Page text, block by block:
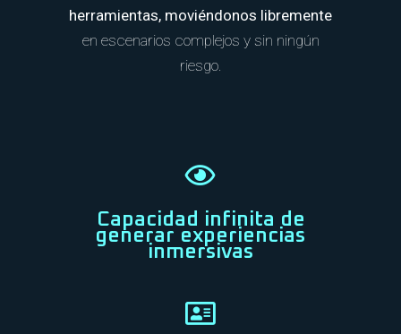
herramientas, moviéndonos libremente
en escenarios complejos y sin ningún
riesgo.
Capacidad infinita de
generar experiencias
inmersivas